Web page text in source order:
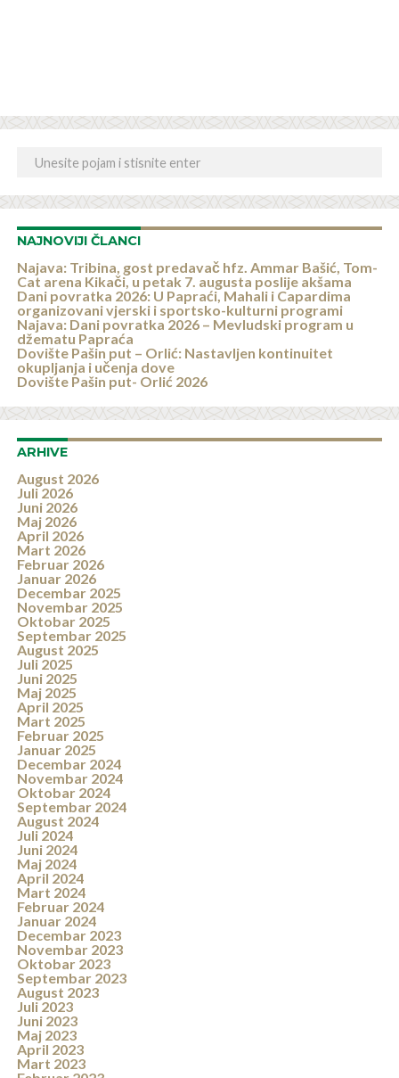
NAJNOVIJI ČLANCI
Najava: Tribina, gost predavač hfz. Ammar Bašić, Tom-
Cat arena Kikači, u petak 7. augusta poslije akšama
Dani povratka 2026: U Papraći, Mahali i Capardima
organizovani vjerski i sportsko-kulturni programi
Najava: Dani povratka 2026 – Mevludski program u
džematu Papraća
Dovište Pašin put – Orlić: Nastavljen kontinuitet
okupljanja i učenja dove
Dovište Pašin put- Orlić 2026
ARHIVE
August 2026
Juli 2026
Juni 2026
Maj 2026
April 2026
Mart 2026
Februar 2026
Januar 2026
Decembar 2025
Novembar 2025
Oktobar 2025
Septembar 2025
August 2025
Juli 2025
Juni 2025
Maj 2025
April 2025
Mart 2025
Februar 2025
Januar 2025
Decembar 2024
Novembar 2024
Oktobar 2024
Septembar 2024
August 2024
Juli 2024
Juni 2024
Maj 2024
April 2024
Mart 2024
Februar 2024
Januar 2024
Decembar 2023
Novembar 2023
Oktobar 2023
Septembar 2023
August 2023
Juli 2023
Juni 2023
Maj 2023
April 2023
Mart 2023